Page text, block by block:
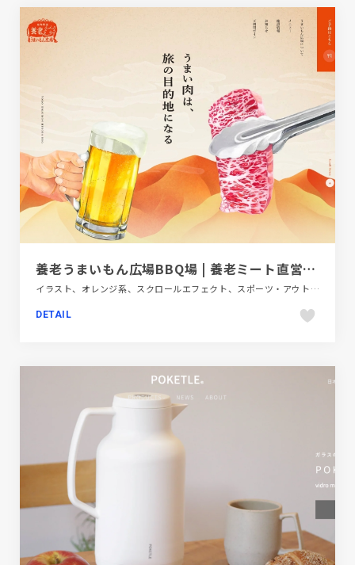
養老うまいもん広場BBQ場 | 養老ミート直営のバーベキュー場です。飛騨牛をはじめ新鮮な肉が堪能できます。
イラスト、オレンジ系、スクロールエフェクト、スポーツ・アウトドア、ダイナミック、ベージュ・ゴールド系、ポップ、モーション多め、レッド系、商業施設・レジャー、手書き・ハンドメイド、施設・店舗サイト、日本テイスト、飲料・食品、飲食店・グルメ・ウェディング
DETAIL